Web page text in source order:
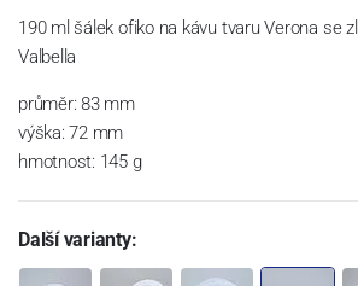
190 ml šálek ofiko na kávu tvaru Verona se
Valbella
průměr: 83 mm
výška: 72 mm
hmotnost: 145 g
Další varianty: